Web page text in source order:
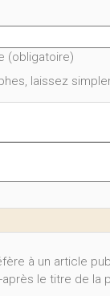
(obligatoire)
laissez
à un article
le titre de la